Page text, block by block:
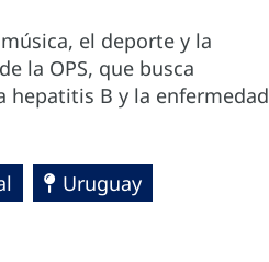
el deporte y la
la OPS, que busca
B y la enfermedad
Uruguay